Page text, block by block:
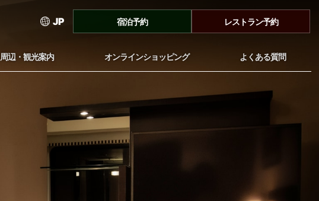
JP 宿泊予約 レストラン予約
周辺・観光案内 オンラインショッピング よくある質問